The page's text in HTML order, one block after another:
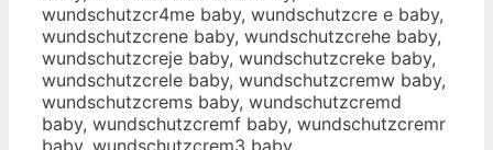
wundschutzcr4me baby, wundschutzcre e baby,
wundschutzcrene baby, wundschutzcrehe baby,
wundschutzcreje baby, wundschutzcreke baby,
wundschutzcrele baby, wundschutzcremw baby,
wundschutzcrems baby, wundschutzcremd
baby, wundschutzcremf baby, wundschutzcremr
baby, wundschutzcrem3 baby,